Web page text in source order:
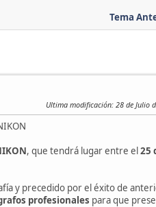
Tema
Ultima modificación: 28 de Julio
, que tendrá lugar entre el25
y precedido por el éxito de
profesionales para que